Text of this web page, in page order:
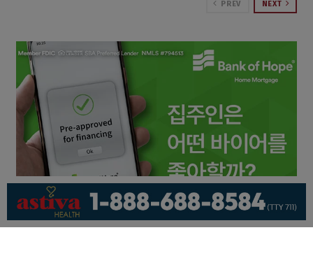
PREV NEXT